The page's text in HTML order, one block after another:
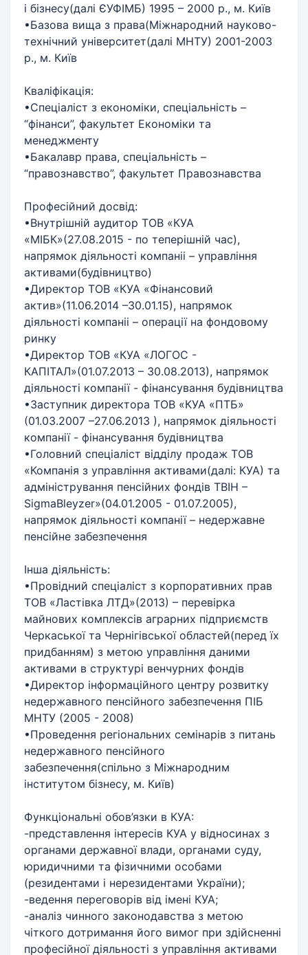
і бізнесу(далі ЄУФІМБ) 1995 – 2000 р., м. Київ
•Базова вища з права(Міжнародний науково-
технічний університет(далі МНТУ) 2001-2003
р., м. Київ
Кваліфікація:
•Спеціаліст з економіки, спеціальність –
“фінанси”, факультет Економіки та
менеджменту
•Бакалавр права, спеціальність –
“правознавство”, факультет Правознавства
Професійний досвід:
•Внутрішній аудитор ТОВ «КУА
«МІБК»(27.08.2015 - по теперішній час),
напрямок діяльності компаніі – управління
активами(будівництво)
•Директор ТОВ «КУА «Фінансовий
актив»(11.06.2014 –30.01.15), напрямок
діяльності компаніі – операції на фондовому
ринку
•Директор ТОВ «КУА «ЛОГОС -
КАПІТАЛ»(01.07.2013 – 30.08.2013), напрямок
діяльності компанії - фінансування будівництва
•Заступник директора ТОВ «КУА «ПТБ»
(01.03.2007 –27.06.2013 ), напрямок діяльності
компанії - фінансування будівництва
•Головний спеціаліст відділу продаж ТОВ
«Компанія з управління активами(далі: КУА) та
адміністрування пенсійних фондів TBIH –
SigmaBleyzer»(04.01.2005 - 01.07.2005),
напрямок діяльності компанії – недержавне
пенсійне забезпечення
Інша діяльність:
•Провідний спеціаліст з корпоративних прав
ТОВ «Ластівка ЛТД»(2013) – перевірка
майнових комплексів аграрних підприємств
Черкаської та Чернігівської областей(перед їх
придбанням) з метою управління даними
активами в структурі венчурних фондів
•Директор інформаційного центру розвитку
недержавного пенсійного забезпечення ПІБ
МНТУ (2005 - 2008)
•Проведення регіональних семінарів з питань
недержавного пенсійного
забезпечення(спільно з Міжнародним
інститутом бізнесу, м. Київ)
Функціональні обов’язки в КУА:
-представлення інтересів КУА у відносинах з
органами державної влади, органами суду,
юридичними та фізичними особами
(резидентами і нерезидентами України);
-ведення переговорів від імені КУА;
-аналіз чинного законодавства з метою
чіткого дотримання його вимог при здійсненні
професійної діяльності з управління активами